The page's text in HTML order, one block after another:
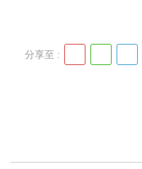
分享至 :